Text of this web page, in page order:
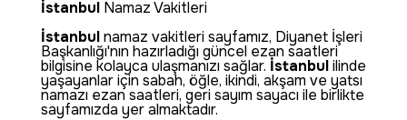
İstanbul Namaz Vakitleri
İstanbulnamaz vakitleri sayfamız, Diyanet İşleri
Başkanlığı'nın hazırladığı güncel ezan saatleri
bilgisine kolayca ulaşmanızı sağlar. İstanbulilinde
yaşayanlar için sabah, öğle, ikindi, akşam ve yatsı
namazı ezan saatleri, geri sayım sayacı ile birlikte
sayfamızda yer almaktadır.